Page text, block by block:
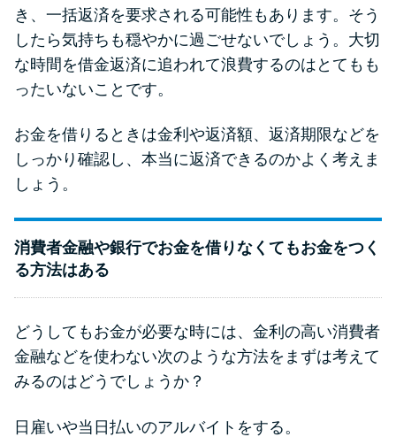
き、一括返済を要求される可能性もあります。そう
したら気持ちも穏やかに過ごせないでしょう。大切
な時間を借金返済に追われて浪費するのはとてもも
ったいないことです。
お金を借りるときは金利や返済額、返済期限などを
しっかり確認し、本当に返済できるのかよく考えま
しょう。
消費者金融や銀行でお金を借りなくてもお金をつく
る方法はある
どうしてもお金が必要な時には、金利の高い消費者
金融などを使わない次のような方法をまずは考えて
みるのはどうでしょうか？
日雇いや当日払いのアルバイトをする。